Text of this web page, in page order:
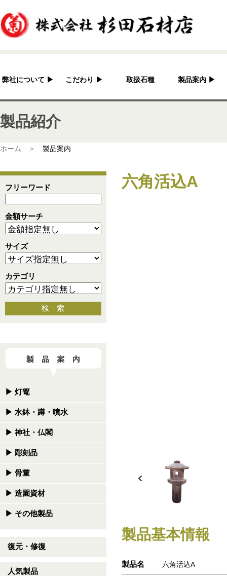
弊社について ▶
杉田石材店とは？
会社概要
こだわり ▶
加工へのこだわり
取扱石種 製品案内 ▶
灯篭
骨董
製品紹介
ホーム ＞ 製品案内
フリーワード
金額サーチ
サイズ
カテゴリ
検 索
▶ 灯篭
▶ 水鉢・蹲・噴水
▶ 神社・仏閣
▶ 彫刻品
▶ 骨董
▶ 造園資材
▶ その他製品
復元・修復
人気製品
六角活込A
製品基本情報
製品名 六角活込A